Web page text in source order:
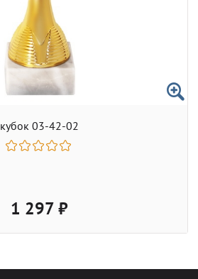
кубок 03-42-02
1 297 ₽